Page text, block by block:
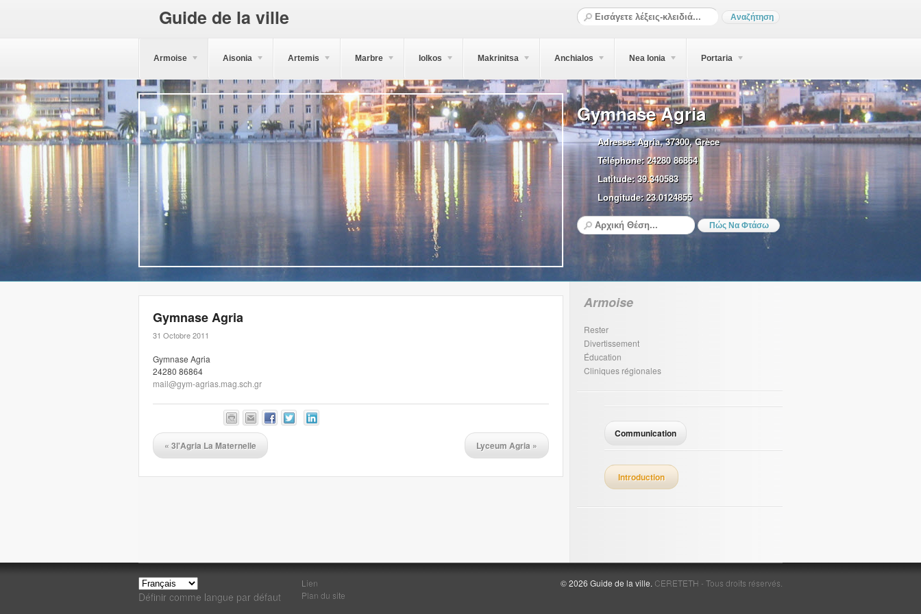
Guide de la ville
Armoise Aisonia Artemis Marbre Iolkos Makrinitsa Anchialos Nea Ionia Portaria
Gymnase Agria
Adresse:Agria, 37300, Grèce
Téléphone:24280 86864
Latitude:39.340583
Longitude:23.0124855
Gymnase Agria
31 Octobre 2011
Gymnase Agria
24280 86864
mail@gym-agrias.mag.sch.gr
« 3l'Agria La Maternelle Lyceum Agria »
Armoise
Rester
Divertissement
Éducation
Cliniques régionales
Communication
Introduction
Définir comme langue par défaut
Lien
Plan du site
© 2026 Guide de la ville. CERETETH - Tous droits réservés.